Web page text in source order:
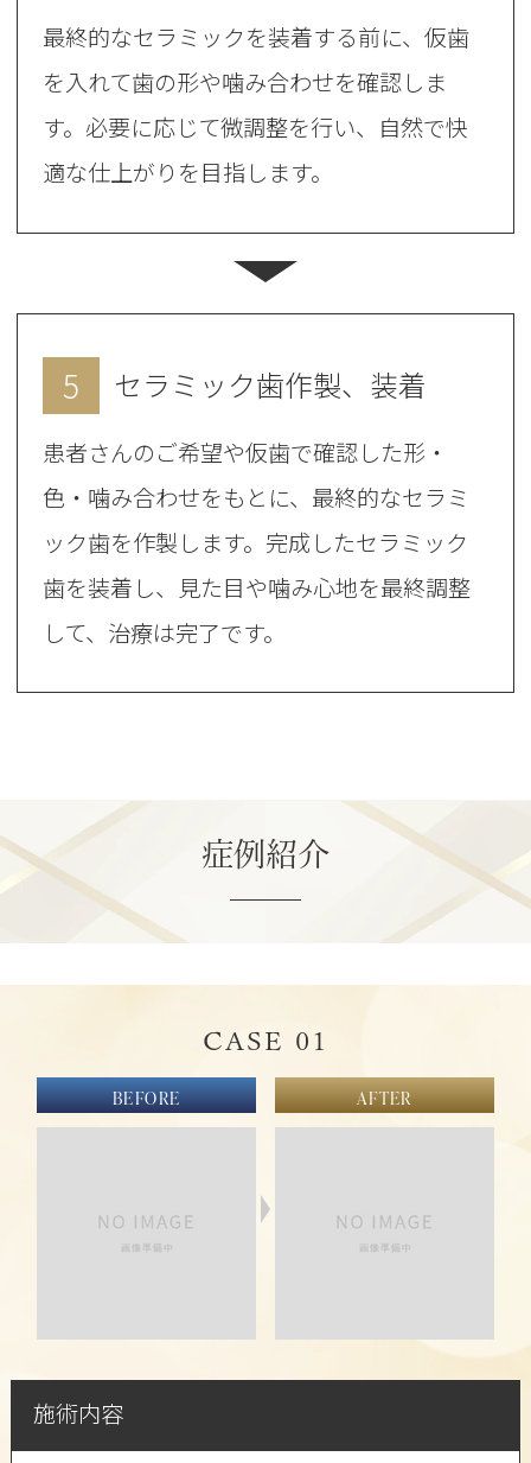
最終的なセラミックを装着する前に、仮歯
を入れて歯の形や噛み合わせを確認しま
す。必要に応じて微調整を行い、自然で快
適な仕上がりを目指します。
5 セラミック歯作製、装着
患者さんのご希望や仮歯で確認した形・
色・噛み合わせをもとに、最終的なセラミ
ック歯を作製します。完成したセラミック
歯を装着し、見た目や噛み心地を最終調整
して、治療は完了です。
症例紹介
CASE 01
BEFORE AFTER
施術内容